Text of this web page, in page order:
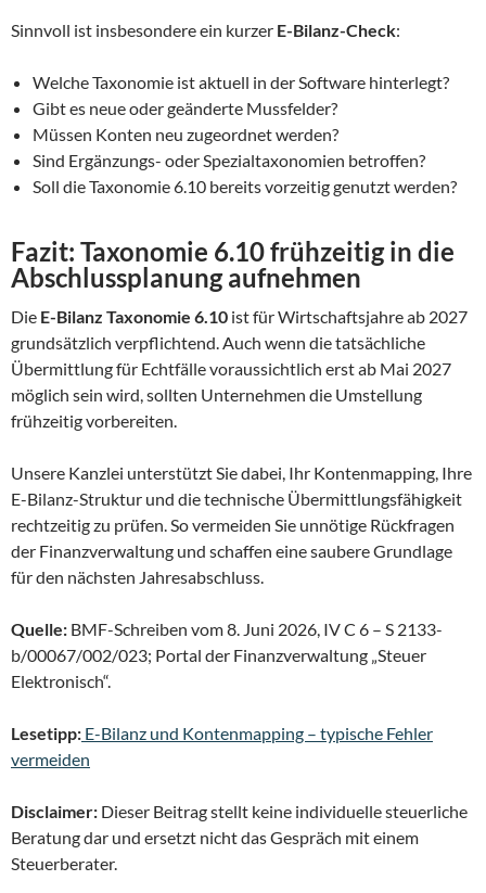
Sinnvoll ist insbesondere ein kurzer E-Bilanz-Check:
Welche Taxonomie ist aktuell in der Software hinterlegt?
Gibt es neue oder geänderte Mussfelder?
Müssen Konten neu zugeordnet werden?
Sind Ergänzungs- oder Spezialtaxonomien betroffen?
Soll die Taxonomie 6.10 bereits vorzeitig genutzt werden?
Fazit: Taxonomie 6.10 frühzeitig in die
Abschlussplanung aufnehmen
Die E-Bilanz Taxonomie 6.10 ist für Wirtschaftsjahre ab 2027
grundsätzlich verpflichtend. Auch wenn die tatsächliche
Übermittlung für Echtfälle voraussichtlich erst ab Mai 2027
möglich sein wird, sollten Unternehmen die Umstellung
frühzeitig vorbereiten.
Unsere Kanzlei unterstützt Sie dabei, Ihr Kontenmapping, Ihre
E-Bilanz-Struktur und die technische Übermittlungsfähigkeit
rechtzeitig zu prüfen. So vermeiden Sie unnötige Rückfragen
der Finanzverwaltung und schaffen eine saubere Grundlage
für den nächsten Jahresabschluss.
Quelle: BMF-Schreiben vom 8. Juni 2026, IV C 6 – S 2133-
b/00067/002/023; Portal der Finanzverwaltung „Steuer
Elektronisch“.
Lesetipp: E-Bilanz und Kontenmapping – typische Fehler
vermeiden
Disclaimer: Dieser Beitrag stellt keine individuelle steuerliche
Beratung dar und ersetzt nicht das Gespräch mit einem
Steuerberater.